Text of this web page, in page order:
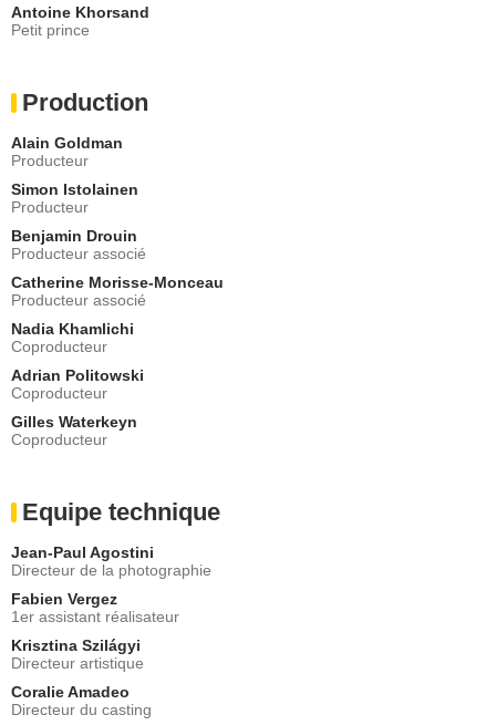
Antoine Khorsand
Petit prince
Production
Alain Goldman
Producteur
Simon Istolainen
Producteur
Benjamin Drouin
Producteur associé
Catherine Morisse-Monceau
Producteur associé
Nadia Khamlichi
Coproducteur
Adrian Politowski
Coproducteur
Gilles Waterkeyn
Coproducteur
Equipe technique
Jean-Paul Agostini
Directeur de la photographie
Fabien Vergez
1er assistant réalisateur
Krisztina Szilágyi
Directeur artistique
Coralie Amadeo
Directeur du casting